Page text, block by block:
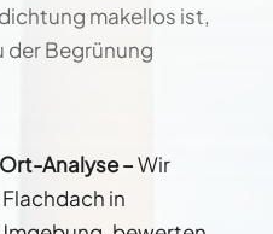
makellos ist,
der Begrünung
Analyse –Wir
in